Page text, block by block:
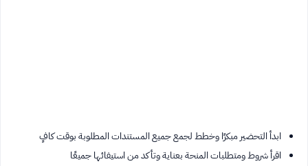
ابدأ التحضير مبكرًا وخطط لجمع جميع المستندات المطلوبة بوقت كافٍ
اقرأ شروط ومتطلبات المنحة بعناية وتأكد من استيفائها جميعًا